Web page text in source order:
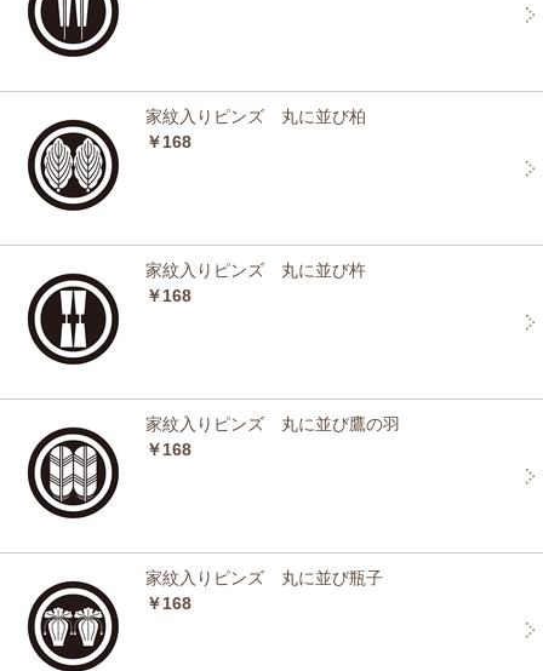
家紋入りピンズ 丸に並び柏
￥168
家紋入りピンズ 丸に並び杵
￥168
家紋入りピンズ 丸に並び鷹の羽
￥168
家紋入りピンズ 丸に並び瓶子
￥168